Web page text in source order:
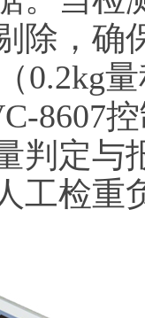
除，确
0.2kg
8607
判定与
工检重